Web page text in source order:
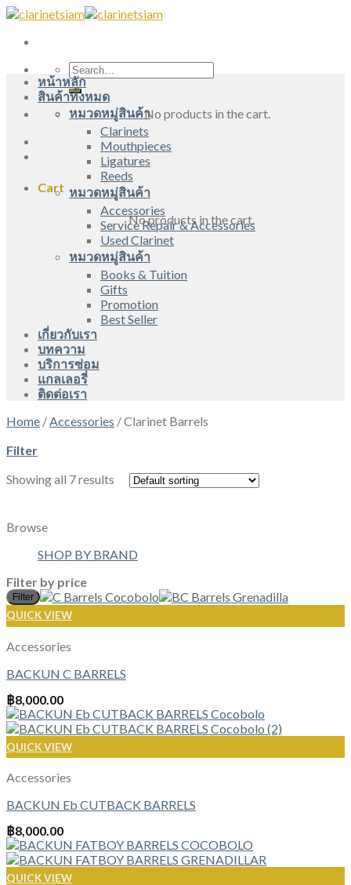
Skip
content
Search
for:
No products in the cart.
Cart
No products in the cart.
หน้าหลัก
สินค้าทั้งหมด
หมวดหมู่สินค้า
Clarinets
Mouthpieces
Ligatures
Reeds
หมวดหมู่สินค้า
Accessories
Service Repair & Accessories
Used Clarinet
หมวดหมู่สินค้า
Books & Tuition
Gifts
Promotion
Best Seller
เกี่ยวกับเรา
บทความ
บริการซ่อม
แกลเลอรี่
ติดต่อเรา
Home /Accessories /Clarinet Barrels
Filter
Showing all 7 results
Browse
SHOP BY BRAND
Filter by price
Filter
QUICK VIEW
Accessories
BACKUN C BARRELS
฿8,000.00
QUICK VIEW
Accessories
BACKUN Eb CUTBACK BARRELS
฿8,000.00
QUICK VIEW